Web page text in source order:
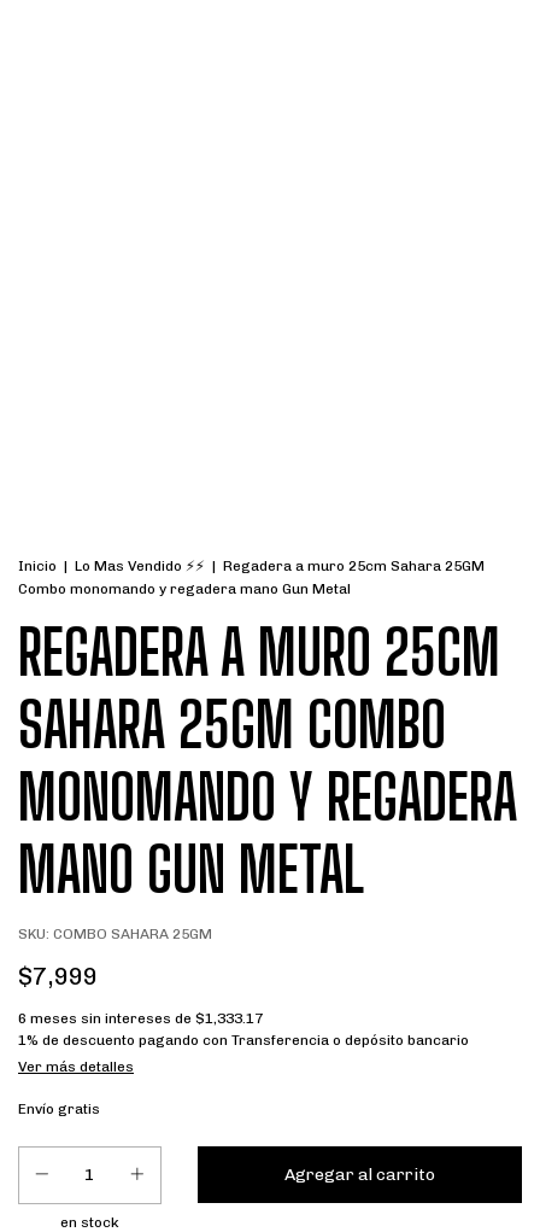
Inicio | Lo Mas Vendido ⚡⚡ | Regadera a muro 25cm Sahara 25GM
Combo monomando y regadera mano Gun Metal
REGADERA A MURO 25CM
SAHARA 25GM COMBO
MONOMANDO Y REGADERA
MANO GUN METAL
SKU: COMBO SAHARA 25GM
$7,999
6 meses sin intereses de $1,333.17
1% de descuento pagando con Transferencia o depósito bancario
Ver más detalles
Envío gratis
en stock